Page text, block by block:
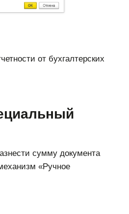
от бухгалтерских
сумму документа
«Ручное